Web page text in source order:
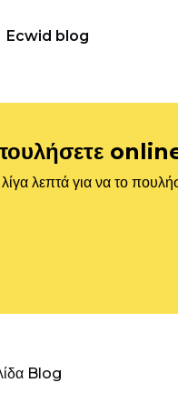
Ecwid blog
λεπτά για να το
Blog